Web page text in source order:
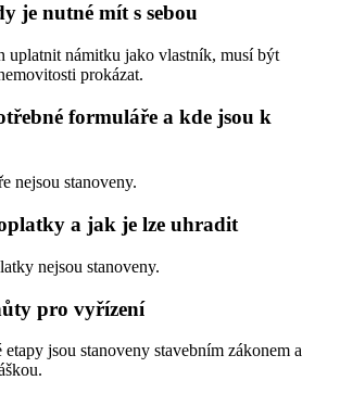
je nutné mít s sebou
uplatnit námitku jako vlastník, musí být
prokázat.
formuláře a kde jsou k
nejsou stanoveny.
a jak je lze uhradit
nejsou stanoveny.
pro vyřízení
jsou stanoveny stavebním zákonem a